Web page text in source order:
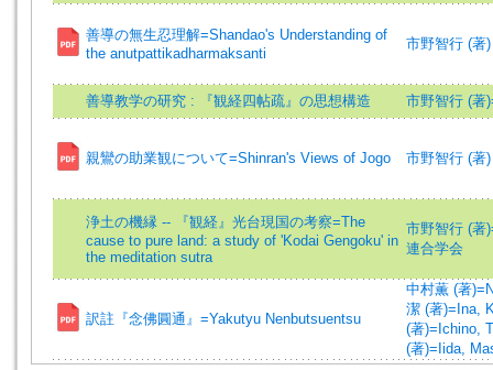
善導の無生忍理解=Shandao's Understanding of
the anutpattikadharmaksanti
市野智行 (著)
善導教学の研究 : 『観経四帖疏』の思想構造 市野智行 (著
親鸞の助業観について=Shinran's Views of Jogo 市野智行 (著)
浄土の機縁 -- 『観経』光台現国の考察=The
cause to pure land: a study of 'Kodai Gengoku' in
the meditation sutra
市野智行 (著
連合学会
訳註『念佛圓通』=Yakutyu Nenbutsuentsu
中村薫 (著
潔 (著)=Ina,
(著)=Ichino,
(著)=Iida,